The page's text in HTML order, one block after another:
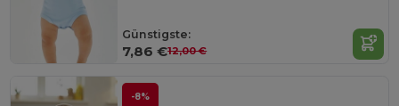
Günstigste:
7,86 €12,00 €
-8%